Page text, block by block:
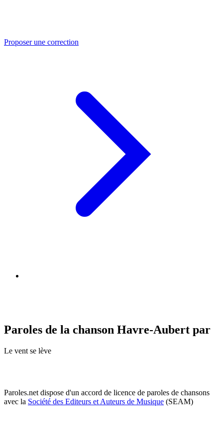
Proposer une correction
Paroles de la chanson Havre-Aubert par
Le vent se lève
Paroles.net dispose d'un accord de licence de paroles de chansons
avec la Société des Editeurs et Auteurs de Musique (SEAM)